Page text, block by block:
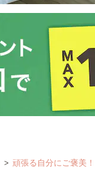
頑張る自分にご褒美